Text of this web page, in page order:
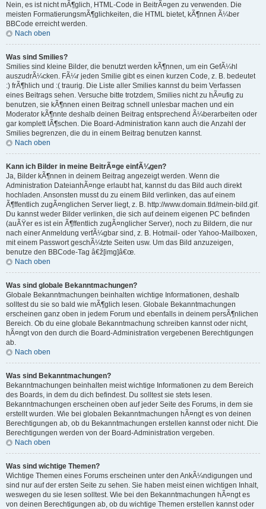
Nein, es ist nicht mÃ¶glich, HTML-Code in BeitrÃ¤gen zu verwenden. Die
meisten FormatierungsmÃ¶glichkeiten, die HTML bietet, kÃ¶nnen Ã¼ber
BBCode erreicht werden.
Nach oben
Was sind Smilies?
Smilies sind kleine Bilder, die benutzt werden kÃ¶nnen, um ein GefÃ¼hl
auszudrÃ¼cken. FÃ¼r jeden Smilie gibt es einen kurzen Code, z. B. bedeutet
:) frÃ¶hlich und :( traurig. Die Liste aller Smilies kannst du beim Verfassen
eines Beitrags sehen. Versuche bitte trotzdem, Smilies nicht zu hÃ¤ufig zu
benutzen, sie kÃ¶nnen einen Beitrag schnell unlesbar machen und ein
Moderator kÃ¶nnte deshalb deinen Beitrag entsprechend Ã¼berarbeiten oder
gar komplett lÃ¶schen. Die Board-Administration kann auch die Anzahl der
Smilies begrenzen, die du in einem Beitrag benutzen kannst.
Nach oben
Kann ich Bilder in meine BeitrÃ¤ge einfÃ¼gen?
Ja, Bilder kÃ¶nnen in deinem Beitrag angezeigt werden. Wenn die
Administration DateianhÃ¤nge erlaubt hat, kannst du das Bild auch direkt
hochladen. Ansonsten musst du zu einem Bild verlinken, das auf einem
Ã¶ffentlich zugÃ¤nglichen Server liegt, z. B. http://www.domain.tld/mein-bild.gif.
Du kannst weder Bilder verlinken, die sich auf deinem eigenen PC befinden
(auÃŸer es ist ein Ã¶ffentlich zugÃ¤nglicher Server), noch zu Bildern, die nur
nach einer Anmeldung verfÃ¼gbar sind, z. B. Hotmail- oder Yahoo-Mailboxen,
mit einem Passwort geschÃ¼tzte Seiten usw. Um das Bild anzuzeigen,
benutze den BBCode-Tag â€ž[img]â€œ.
Nach oben
Was sind globale Bekanntmachungen?
Globale Bekanntmachungen beinhalten wichtige Informationen, deshalb
solltest du sie so bald wie mÃ¶glich lesen. Globale Bekanntmachungen
erscheinen ganz oben in jedem Forum und ebenfalls in deinem persÃ¶nlichen
Bereich. Ob du eine globale Bekanntmachung schreiben kannst oder nicht,
hÃ¤ngt von den durch die Board-Administration vergebenen Berechtigungen
ab.
Nach oben
Was sind Bekanntmachungen?
Bekanntmachungen beinhalten meist wichtige Informationen zu dem Bereich
des Boards, in dem du dich befindest. Du solltest sie stets lesen.
Bekanntmachungen erscheinen oben auf jeder Seite des Forums, in dem sie
erstellt wurden. Wie bei globalen Bekanntmachungen hÃ¤ngt es von deinen
Berechtigungen ab, ob du Bekanntmachungen erstellen kannst oder nicht. Die
Berechtigungen werden von der Board-Administration vergeben.
Nach oben
Was sind wichtige Themen?
Wichtige Themen eines Forums erscheinen unter den AnkÃ¼ndigungen und
sind nur auf der ersten Seite zu sehen. Sie haben meist einen wichtigen Inhalt,
weswegen du sie lesen solltest. Wie bei den Bekanntmachungen hÃ¤ngt es
von deinen Berechtigungen ab, ob du wichtige Themen erstellen kannst oder